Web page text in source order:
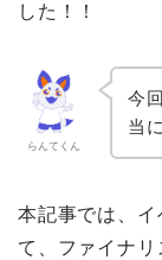
した！！
らんてくん
今
当
本記事では、イ
て、 ファイナ